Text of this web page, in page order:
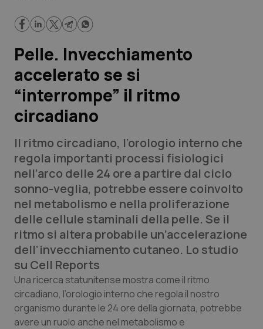
Regioni e Asl
Lavoro e Professioni
Scienza e Farmaci
Studi e Analisi
Lettere al direttore
Edizioni Regionali
QS Pro
Professionisti Sanitari.AI
Abruzzo
Basilicata
Calabria
QS Pro Gold
Artrite & artrosi
Asma & BPCO
QS Club Newsletter
Pelle. Invecchiamento
accelerato se si
“interrompe” il ritmo
circadiano
Il ritmo circadiano, l’orologio interno che
regola importanti processi fisiologici
nell’arco delle 24 ore a partire dal ciclo
sonno-veglia, potrebbe essere coinvolto
nel metabolismo e nella proliferazione
delle cellule staminali della pelle. Se il
ritmo si altera probabile un’accelerazione
dell’invecchiamento cutaneo. Lo studio
su Cell Reports
Una ricerca statunitense mostra come il ritmo
circadiano, l’orologio interno che regola il nostro
organismo durante le 24 ore della giornata, potrebbe
avere un ruolo anche nel metabolismo e